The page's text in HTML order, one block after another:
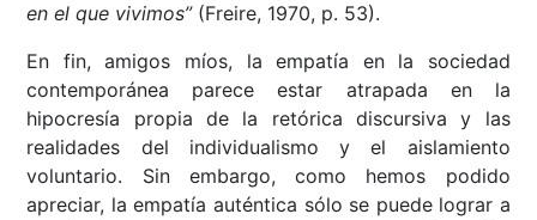
en el que vivimos”(Freire, 1970, p. 53).
En fin, amigos míos, la empatía en la sociedad
contemporánea parece estar atrapada en la
hipocresía propia de la retórica discursiva y las
realidades del individualismo y el aislamiento
voluntario. Sin embargo, como hemos podido
apreciar, la empatía auténtica sólo se puede lograr a